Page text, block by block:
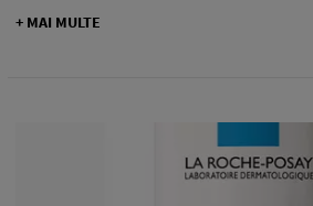
+ MAI MULTE